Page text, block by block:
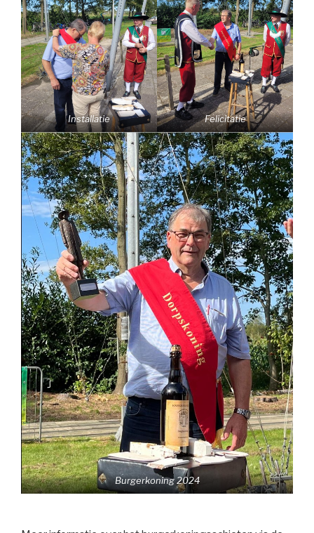
Installatie Felicitatie
Burgerkoning 2024